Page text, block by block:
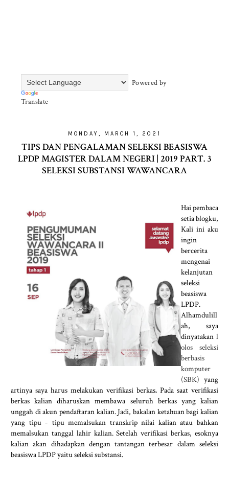
Powered by
Translate
MONDAY, MARCH 1, 2021
TIPS DAN PENGALAMAN SELEKSI BEASISWA
LPDP MAGISTER DALAM NEGERI | 2019 PART. 3
SELEKSI SUBSTANSI WAWANCARA
Hai pembaca
setia blogku,
Kali ini aku
ingin
bercerita
mengenai
kelanjutan
seleksi
beasiswa
LPDP.
Alhamdulill
ah, saya
dinyatakan l
olos seleksi
berbasis
komputer
(SBK) yang
artinya saya harus melakukan verifikasi berkas. Pada saat verifikasi
berkas kalian diharuskan membawa seluruh berkas yang kalian
unggah di akun pendaftaran kalian. Jadi, bakalan ketahuan bagi kalian
yang tipu - tipu memalsukan transkrip nilai kalian atau bahkan
memalsukan tanggal lahir kalian. Setelah verifikasi berkas, esoknya
kalian akan dihadapkan dengan tantangan terbesar dalam seleksi
beasiswa LPDP yaitu seleksi substansi.